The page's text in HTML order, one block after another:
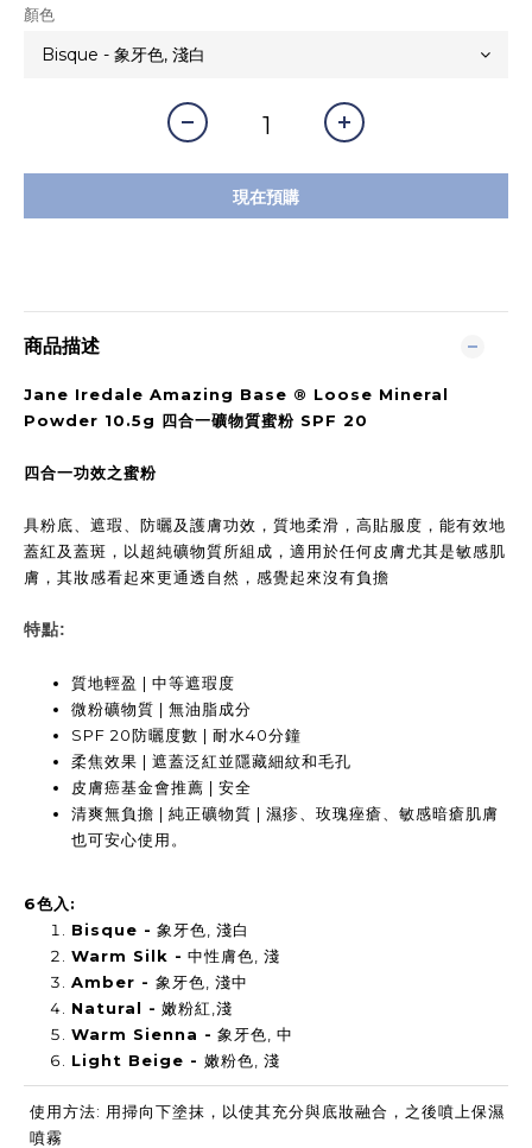
顏色
現在預購
商品描述
Jane Iredale Amazing Base ® Loose Mineral
Powder 10.5g 四合一礦物質蜜粉 SPF 20
四合一功效之蜜粉
具粉底、遮瑕、防曬及護膚功效，質地柔滑，高貼服度，能有效地
蓋紅及蓋斑，以超純礦物質所組成，適用於任何皮膚尤其是敏感肌
膚，其妝感看起來更通透自然，感覺起來沒有負擔
特點:
質地輕盈 | 中等遮瑕度
微粉礦物質 | 無油脂成分
SPF 20防曬度數 | 耐水40分鐘
柔焦效果 | 遮蓋泛紅並隱藏細紋和毛孔
皮膚癌基金會推薦 | 安全
清爽無負擔 | 純正礦物質 | 濕疹、玫瑰痤瘡、敏感暗瘡肌膚
也可安心使用。
6色入:
Bisque - 象牙色, 淺白
Warm Silk - 中性膚色, 淺
Amber - 象牙色, 淺中
Natural - 嫩粉紅,淺
Warm Sienna - 象牙色, 中
Light Beige - 嫩粉色, 淺
使用方法: 用掃向下塗抹，以使其充分與底妝融合，之後噴上保濕
噴霧